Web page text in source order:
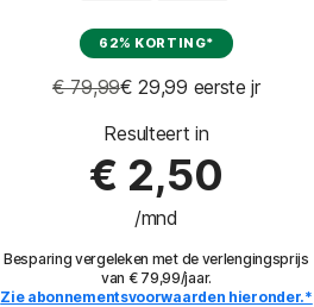
62% KORTING*
€ 79,99€ 29,99 eerste jr
Resulteert in
€ 2,50
/mnd
Besparing vergeleken met de verlengingsprijs
van € 79,99/jaar.
Zie abonnementsvoorwaarden hieronder.*